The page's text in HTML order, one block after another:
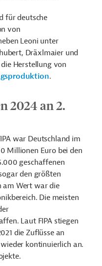
für deutsche
von
Leoni unter
Dräxlmaier und
Herstellung von
.
2024 an 2.
war Deutschland im
Millionen Euro bei den
geschaffenen
den größten
am Wert war die
Die meisten
Laut FIPA stiegen
die Zuflüsse an
kontinuierlich an.